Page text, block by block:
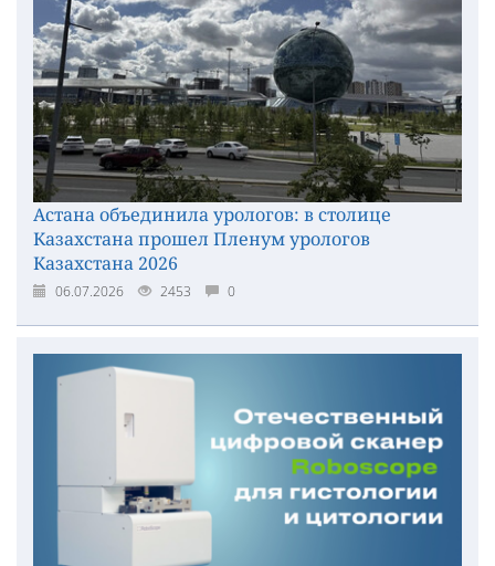
Астана объединила урологов: в столице
Казахстана прошел Пленум урологов
Казахстана 2026
06.07.2026 2453 0